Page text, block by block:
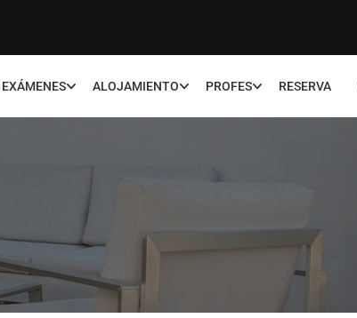
EXÁMENES ALOJAMIENTO PROFES RESERVA